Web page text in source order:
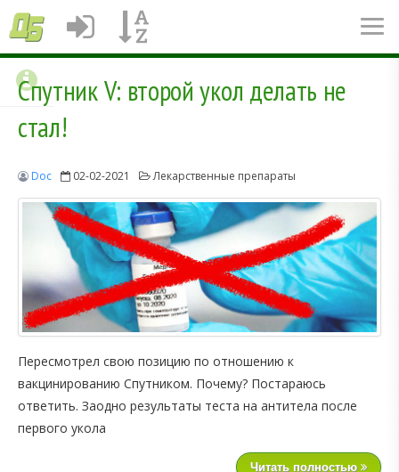
Спутник V: второй укол делать не
стал!
Doc 02-02-2021 Лекарственные препараты
Пересмотрел свою позицию по отношению к
вакцинированию Спутником. Почему? Постараюсь
ответить. Заодно результаты теста на антитела после
первого укола
Читать полностью